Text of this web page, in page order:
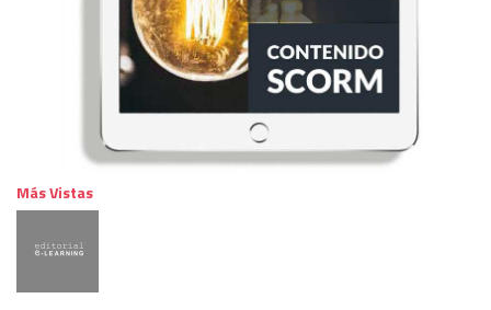
Más Vistas